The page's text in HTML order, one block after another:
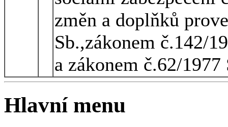
změn a doplňků
Sb.,zákonem č.142/
a zákonem č.62/1977
Hlavní menu